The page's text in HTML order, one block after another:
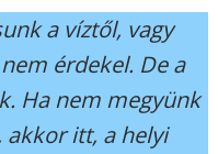
a víztől, vagy
érdekel. De a
Ha nem megyünk
akkor itt, a helyi